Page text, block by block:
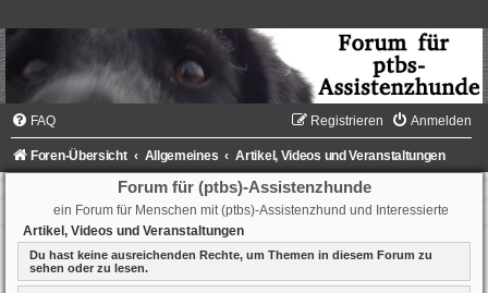
FAQ Anmelden
Registrieren
Foren-Übersicht Allgemeines Artikel, Videos und Veranstaltungen
Forum für (ptbs)-Assistenzhunde
ein Forum für Menschen mit (ptbs)-Assistenzhund und Interessierte
Artikel, Videos und Veranstaltungen
Du hast keine ausreichenden Rechte, um Themen in diesem Forum zu
sehen oder zu lesen.